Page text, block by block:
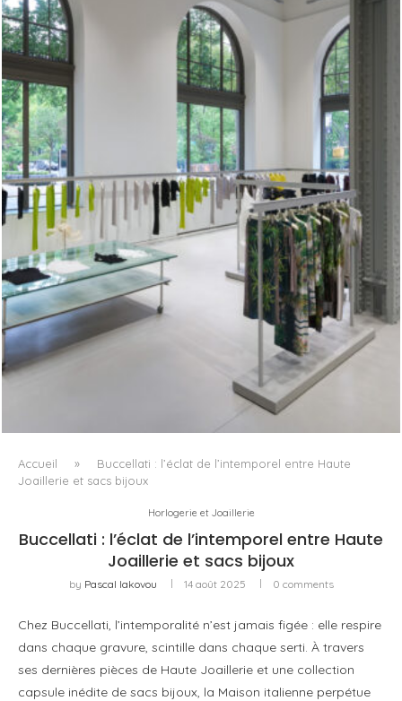
ISSEY MIYAKE AU 45 MADISON AVENUE : LE PLI COMME
PRINCIPE ARCHITECTURAL
Accueil »
Buccellati : l’éclat de l’intemporel entre Haute
Joaillerie et sacs bijoux
Horlogerie et Joaillerie
Buccellati : l’éclat de l’intemporel entre Haute
Joaillerie et sacs bijoux
by Pascal Iakovou 14 août 2025 0 comments
Chez Buccellati, l’intemporalité n’est jamais figée : elle respire
dans chaque gravure, scintille dans chaque serti. À travers
ses dernières pièces de Haute Joaillerie et une collection
capsule inédite de sacs bijoux, la Maison italienne perpétue